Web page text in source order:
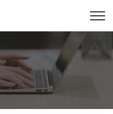
の作り方
の声
拶